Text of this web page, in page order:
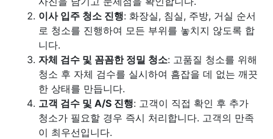
이사 입주 청소 진행: 화장실, 침실, 주방, 거실 순서
로 청소를 진행하여 모든 부위를 놓치지 않도록 합
니다.
자체 검수 및 꼼꼼한 정밀 청소: 고품질 청소를 위해
청소 후 자체 검수를 실시하여 흠잡을 데 없는 깨끗
한 상태를 만듭니다.
고객 검수 및 A/S 진행: 고객이 직접 확인 후 추가
청소가 필요할 경우 즉시 처리합니다. 고객의 만족
이 최우선입니다.